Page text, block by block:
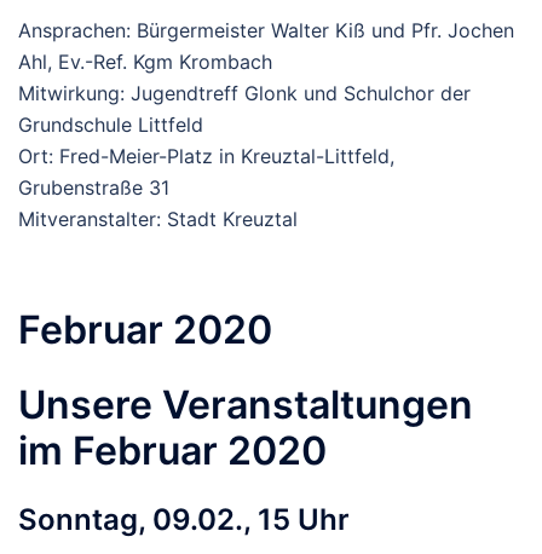
Ansprachen: Bürgermeister Walter Kiß und Pfr. Jochen
Ahl, Ev.-Ref. Kgm Krombach
Mitwirkung: Jugendtreff Glonk und Schulchor der
Grundschule Littfeld
Ort: Fred-Meier-Platz in Kreuztal-Littfeld,
Grubenstraße 31
Mitveranstalter: Stadt Kreuztal
Februar 2020
Unsere Veranstaltungen
im Februar 2020
Sonntag, 09.02., 15 Uhr